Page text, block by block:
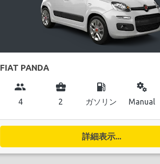
FIAT PANDA
group
4
business_center
2
local_gas_station
ガソリン
miscellaneous_services
Manual
詳細表示...